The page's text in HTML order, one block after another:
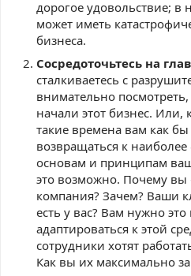
дорогое удовольствие; в
может иметь
бизнеса.
Сосредоточьтесь на
сталкиваетесь с
внимательно
начали этот бизнес. Или,
такие времена вам как
возвращаться к
основам и принципам
это возможно. Почему вы
компания? Зачем? Ваши
есть у вас? Вам нужно
адаптироваться к этой
сотрудники хотят
Как вы их максимально